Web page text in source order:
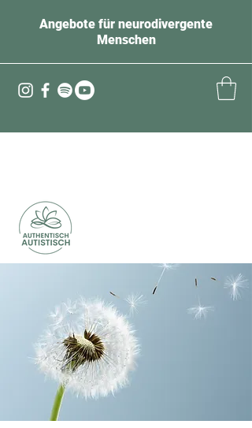
Angebote für neurodivergente
Menschen